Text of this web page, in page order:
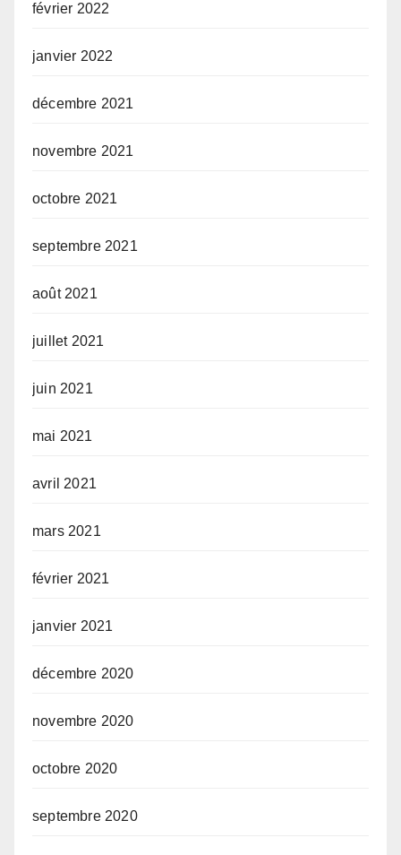
février 2022
janvier 2022
décembre 2021
novembre 2021
octobre 2021
septembre 2021
août 2021
juillet 2021
juin 2021
mai 2021
avril 2021
mars 2021
février 2021
janvier 2021
décembre 2020
novembre 2020
octobre 2020
septembre 2020